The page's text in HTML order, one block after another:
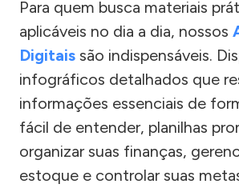
Para quem busca materiais
aplicáveis no dia a dia, nossos
Digitais são indispensáveis.
infográficos detalhados que
informações essenciais de
fácil de entender, planilhas
organizar suas finanças,
estoque e controlar suas